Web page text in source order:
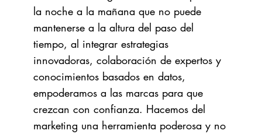
la noche a la mañana que no puede
mantenerse a la altura del paso del
tiempo, al integrar estrategias
innovadoras, colaboración de expertos y
conocimientos basados en datos,
empoderamos a las marcas para que
crezcan con confianza. Hacemos del
marketing una herramienta poderosa y no